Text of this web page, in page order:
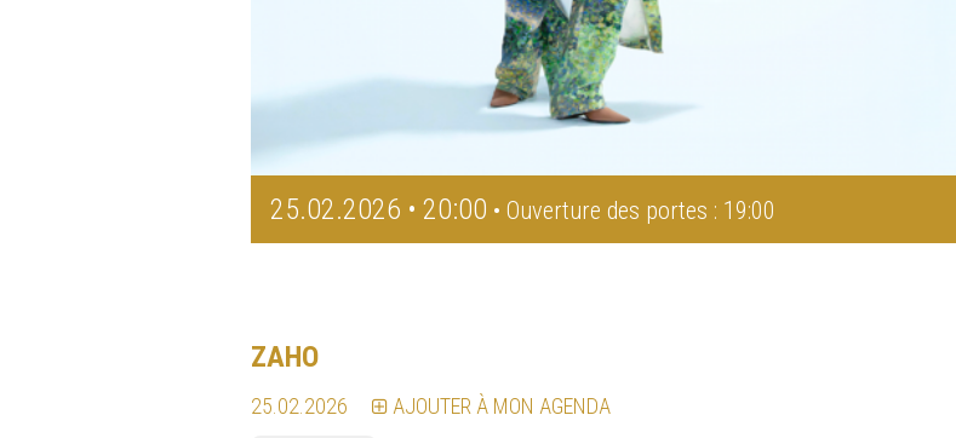
25.02.2026 • 20:00 • Ouverture des portes : 19:00
ZAHO
25.02.2026 AJOUTER À MON AGENDA